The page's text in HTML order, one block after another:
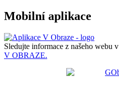
Mobilní aplikace
Sledujte informace z našeho webu v
V OBRAZE.